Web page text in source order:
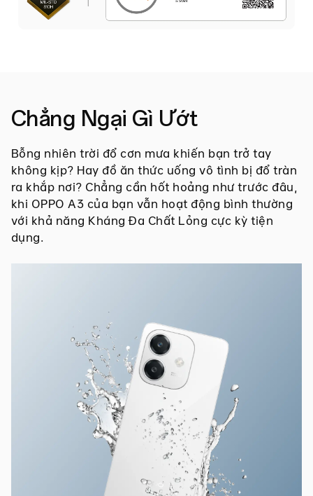
Chẳng Ngại Gì Ướt
Bỗng nhiên trời đổ cơn mưa khiến bạn trở tay
không kịp? Hay đồ ăn thức uống vô tình bị đổ tràn
ra khắp nơi? Chẳng cần hốt hoảng như trước đâu,
khi OPPO A3 của bạn vẫn hoạt động bình thường
với khả năng Kháng Đa Chất Lỏng cực kỳ tiện
dụng.